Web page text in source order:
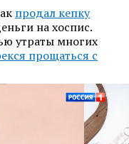
продал кепку
на хоспис.
утраты многих
прощаться с